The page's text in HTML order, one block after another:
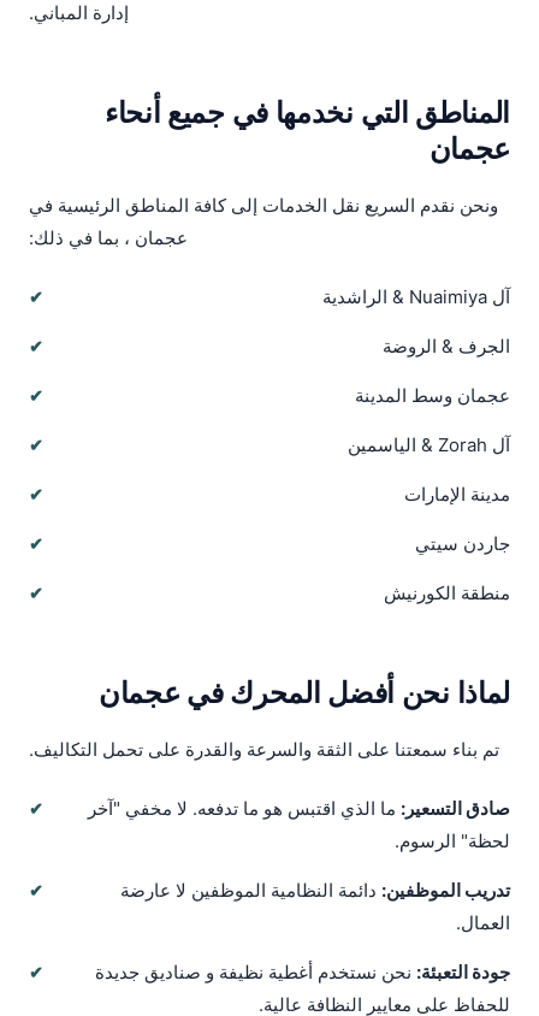
إدارة المباني.
المناطق التي نخدمها في جميع أنحاء
عجمان
ونحن نقدم السريع نقل الخدمات إلى كافة المناطق الرئيسية في
عجمان ، بما في ذلك:
آل Nuaimiya & الراشدية
الجرف & الروضة
عجمان وسط المدينة
آل Zorah & الياسمين
مدينة الإمارات
جاردن سيتي
منطقة الكورنيش
لماذا نحن أفضل المحرك في عجمان
تم بناء سمعتنا على الثقة والسرعة والقدرة على تحمل التكاليف.
صادق التسعير: ما الذي اقتبس هو ما تدفعه. لا مخفي "آخر
لحظة" الرسوم.
تدريب الموظفين: دائمة النظامية الموظفين لا عارضة
العمال.
جودة التعبئة: نحن نستخدم أغطية نظيفة و صناديق جديدة
للحفاظ على معايير النظافة عالية.